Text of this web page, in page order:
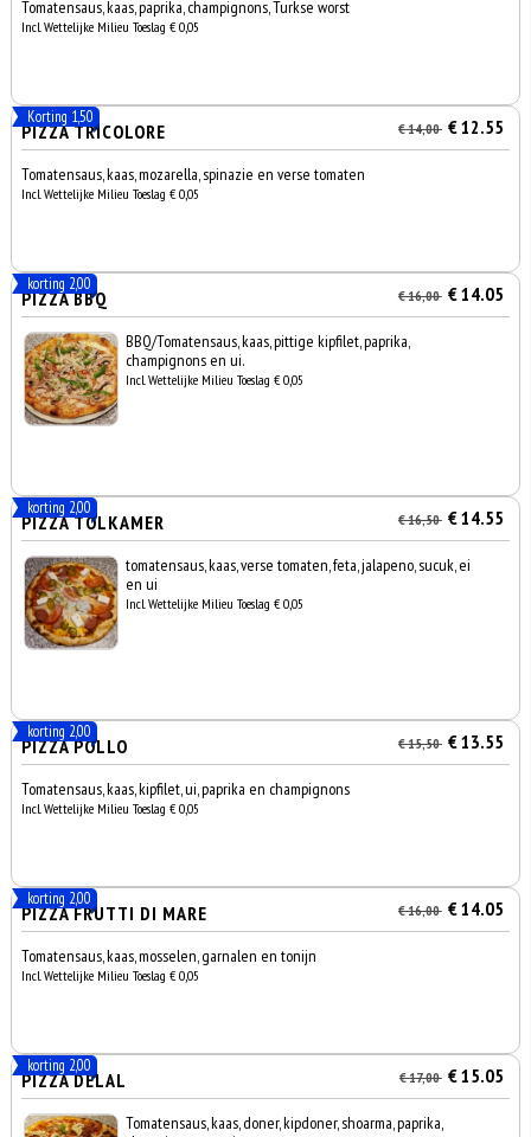
Tomatensaus, kaas, paprika, champignons, Turkse worst
Incl. Wettelijke Milieu Toeslag € 0,05
Korting 1,50
PIZZA TRICOLORE € 14,00 € 12.55
Tomatensaus, kaas, mozarella, spinazie en verse tomaten
Incl. Wettelijke Milieu Toeslag € 0,05
korting 2,00
PIZZA BBQ € 16,00 € 14.05
BBQ/Tomatensaus, kaas, pittige kipfilet, paprika,
champignons en ui.
Incl. Wettelijke Milieu Toeslag € 0,05
korting 2,00
PIZZA TOLKAMER € 16,50 € 14.55
tomatensaus, kaas, verse tomaten, feta, jalapeno, sucuk, ei
en ui
Incl. Wettelijke Milieu Toeslag € 0,05
korting 2,00
PIZZA POLLO € 15,50 € 13.55
Tomatensaus, kaas, kipfilet, ui, paprika en champignons
Incl. Wettelijke Milieu Toeslag € 0,05
korting 2,00
PIZZA FRUTTI DI MARE € 16,00 € 14.05
Tomatensaus, kaas, mosselen, garnalen en tonijn
Incl. Wettelijke Milieu Toeslag € 0,05
korting 2,00
PIZZA DELAL € 17,00 € 15.05
Tomatensaus, kaas, doner, kipdoner, shoarma, paprika,